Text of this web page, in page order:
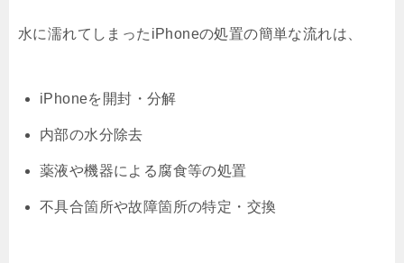
水に濡れてしまったiPhoneの処置の簡単な流れは、
iPhoneを開封・分解
内部の水分除去
薬液や機器による腐食等の処置
不具合箇所や故障箇所の特定・交換